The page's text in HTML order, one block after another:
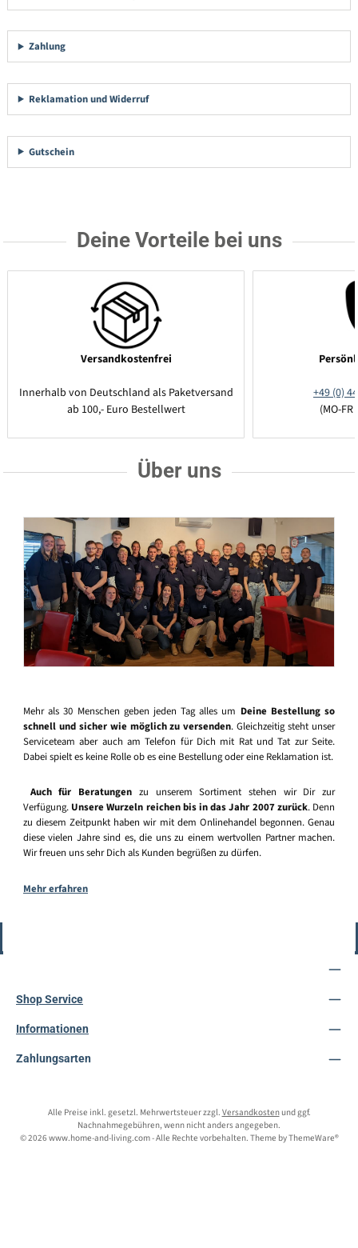
Zahlung
Reklamation und Widerruf
Gutschein
Deine Vorteile bei uns
Versandkostenfrei
Innerhalb von Deutschland als Paketversand
ab 100,- Euro Bestellwert
+49 (0)
(MO-
Über uns
Mehr als 30 Menschen geben jeden Tag alles um Deine Bestellung so
schnell und sicher wie möglich zu versenden. Gleichzeitig steht unser
Serviceteam aber auch am Telefon für Dich mit Rat und Tat zur Seite.
Dabei spielt es keine Rolle ob es eine Bestellung oder eine Reklamation ist.
Auch für Beratungen zu unserem Sortiment stehen wir Dir zur
Verfügung. Unsere Wurzeln reichen bis in das Jahr 2007 zurück. Denn
zu diesem Zeitpunkt haben wir mit dem Onlinehandel begonnen. Genau
diese vielen Jahre sind es, die uns zu einem wertvollen Partner machen.
Wir freuen uns sehr Dich als Kunden begrüßen zu dürfen.
Mehr erfahren
Shop Service
Informationen
Zahlungsarten
Alle Preise inkl. gesetzl. Mehrwertsteuer zzgl. Versandkostenund ggf.
Nachnahmegebühren, wenn nicht anders angegeben.
© 2026 www.home-and-living.com - Alle Rechte vorbehalten. Theme byThemeWare®